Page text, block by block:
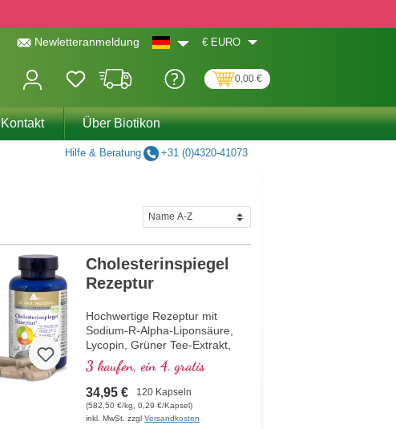
Newletteranmeldung € EURO
0,00 €
Kontakt Über Biotikon
Hilfe & Beratung +31 (0)4320-41073
Cholesterinspiegel
Rezeptur
Hochwertige Rezeptur mit
Sodium-R-Alpha-Liponsäure,
Lycopin, Grüner Tee-Extrakt,
Monakolin K, Vitamin E,
Vitamin B3 und Beta-Glucan.
3 kaufen, ein 4. gratis
34,95 € 120 Kapseln
(582,50 €/kg, 0,29 €/Kapsel)
inkl. MwSt. zzglVersandkosten